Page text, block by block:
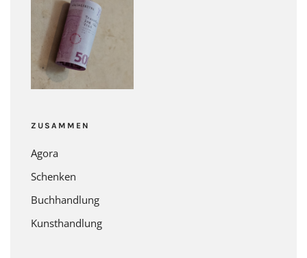
ZUSAMMEN
Agora
Schenken
Buchhandlung
Kunsthandlung